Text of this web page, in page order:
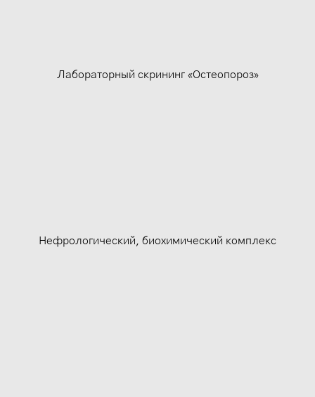
Лабораторный скрининг «Остеопороз»
Нефрологический, биохимический комплекс